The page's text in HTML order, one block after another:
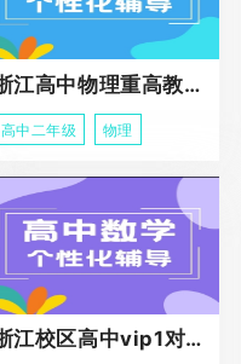
浙江高中物理重高教育春季班
高中二年级 物理
浙江校区高中vip1对1课程